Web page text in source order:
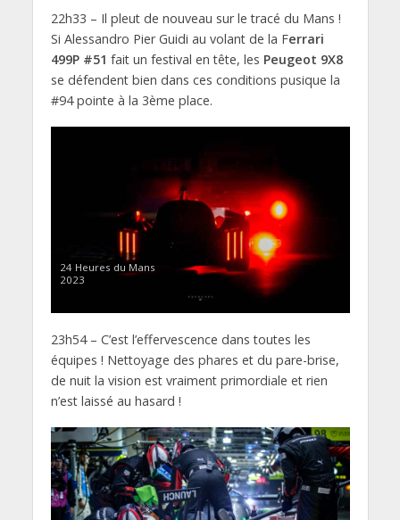
22h33 – Il pleut de nouveau sur le tracé du Mans !
Si Alessandro Pier Guidi au volant de la Ferrari
499P #51 fait un festival en tête, les Peugeot 9X8
se défendent bien dans ces conditions pusique la
#94 pointe à la 3ème place.
24 Heures du Mans
2023
23h54 – C’est l’effervescence dans toutes les
équipes ! Nettoyage des phares et du pare-brise,
de nuit la vision est vraiment primordiale et rien
n’est laissé au hasard !